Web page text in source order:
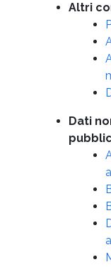
Altri
Dati